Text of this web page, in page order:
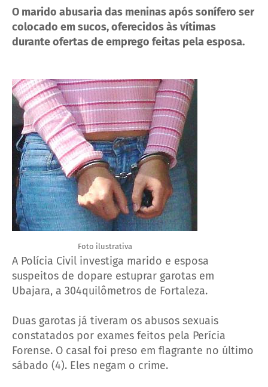
O marido abusaria das meninas após sonífero ser
colocado em sucos, oferecidos às vítimas
durante ofertas de emprego feitas pela esposa.
Foto ilustrativa
A Polícia Civil investiga marido e esposa
suspeitos de dopare estuprar garotas em
Ubajara, a 304quilômetros de Fortaleza.
Duas garotas já tiveram os abusos sexuais
constatados por exames feitos pela Perícia
Forense. O casal foi preso em flagrante no último
sábado (4). Eles negam o crime.